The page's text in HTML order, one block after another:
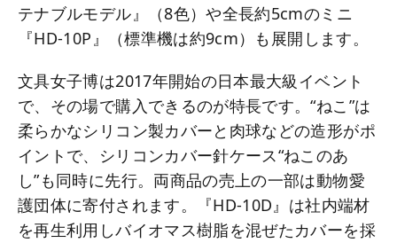
テナブルモデル』（8色）や全長約5cmのミニ
『HD-10P』（標準機は約9cm）も展開します。
文具女子博は2017年開始の日本最大級イベント
で、その場で購入できるのが特長です。“ねこ”は
柔らかなシリコン製カバーと肉球などの造形がポ
イントで、シリコンカバー針ケース“ねこのあ
し”も同時に先行。両商品の売上の一部は動物愛
護団体に寄付されます。『HD-10D』は社内端材
を再生利用しバイオマス樹脂を混ぜたカバーを採